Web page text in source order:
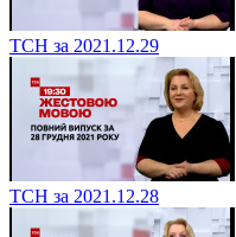
ТСН за 2021.12.29
ТСН за 2021.12.28